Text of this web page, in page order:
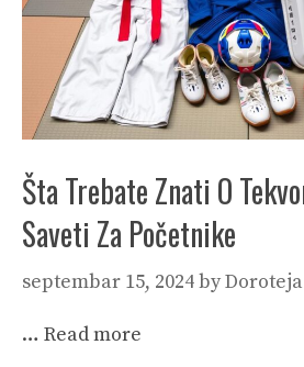
Šta Trebate Znati O
Saveti Za Početnike
septembar 15, 2024byDoroteja
… Read more